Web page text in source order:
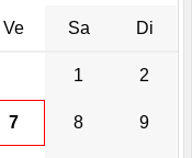
Ve Sa Di
1 2
7 8 9